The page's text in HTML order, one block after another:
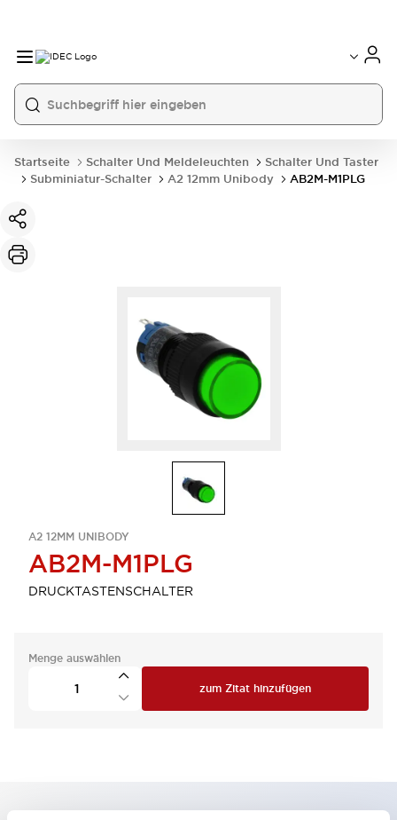
Startseite Schalter Und Meldeleuchten
Schalter Und Taster
Subminiatur-Schalter
A2 12mm Unibody AB2M-M1PLG
A2 12MM UNIBODY
AB2M-M1PLG
DRUCKTASTENSCHALTER
Menge auswählen
zum Zitat hinzufügen